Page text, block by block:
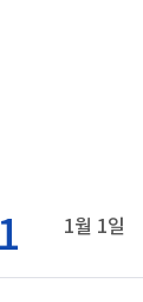
1월 1일